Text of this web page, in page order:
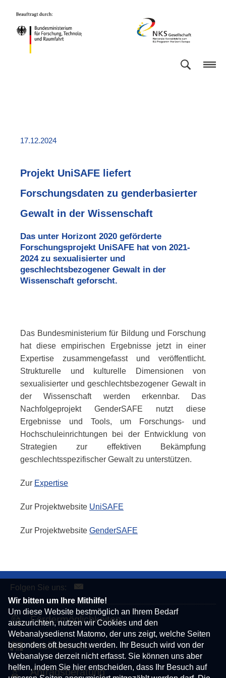
Wir bitten um Ihre Mithilfe!
Um diese Website bestmöglich an Ihrem Bedarf
auszurichten, nutzen wir Cookies und den
Webanalysedienst Matomo, der uns zeigt, welche Seiten
besonders oft besucht werden. Ihr Besuch wird von der
Webanalyse derzeit nicht erfasst. Sie können uns aber
helfen, indem Sie hier entscheiden, dass Ihr Besuch auf
Inhalt
(Eingabetaste)
Hauptmenu
(Eingabetaste)
Suche
(Eingabetaste)
Fußleiste
Bundesministerium
Forschung,
Gesellschaft
17.12.2024
Projekt UniSAFE liefert
Forschungsdaten zu genderbasierter
Gewalt in der Wissenschaft
Das unter Horizont 2020 geförderte
Forschungsprojekt UniSAFE hat von 2021-
2024 zu sexualisierter und
geschlechtsbezogener Gewalt in der
Wissenschaft geforscht.
Das Bundesministerium für Bildung und Forschung
hat diese empirischen Ergebnisse jetzt in einer
Expertise zusammengefasst und veröffentlicht.
Strukturelle und kulturelle Dimensionen von
sexualisierter und geschlechtsbezogener Gewalt in
der Wissenschaft werden erkennbar. Das
Nachfolgeprojekt GenderSAFE nutzt diese
Ergebnisse und Tools, um Forschungs- und
Hochschuleinrichtungen bei der Entwicklung von
Strategien zur effektiven Bekämpfung
geschlechtsspezifischer Gewalt zu unterstützen.
Zur Expertise
Zur Projektwebsite UniSAFE
Zur Projektwebsite GenderSAFE
Folgen Sie uns:
Fördermöglichkeiten
Publikationen
Antragsberatung